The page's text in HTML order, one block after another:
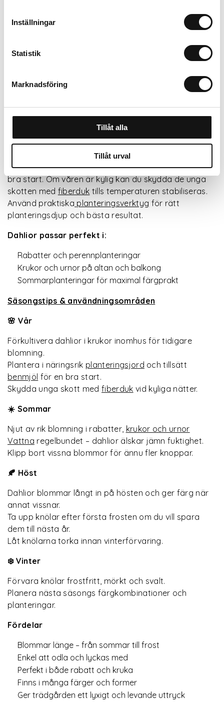
Inställningar
Statistik
Marknadsföring
Tillåt alla
Tillåt urval
Dahliaknölar – för en färgstark och
Med dahliaknölar kan du enkelt skapa rabatter och
färger och former som passar både moderna och
Plantera knölarna i näringsrikplanteringsjord
tillsättbenmjölvid plantering för att ge rötterna en
bra start. Om våren är kylig kan du skydda de unga
skotten med fiberduk tills temperaturen stabiliseras.
Använd praktiska planteringsverktyg för rätt
planteringsdjup och bästa resultat.
Dahlior passar perfekt i:
Rabatter och perennplanteringar
Krukor och urnor på altan och balkong
Sommarplanteringar för maximal färgprakt
Säsongstips & användningsområden
🌸 Vår
Förkultivera dahlior i krukor inomhus för tidigare
blomning.
Plantera i näringsrik planteringsjord och tillsätt
benmjöl för en bra start.
Skydda unga skott medfiberduk vid kyliga nätter.
☀️ Sommar
Njut av rik blomning i rabatter, krukor och urnor
Vattna regelbundet – dahlior älskar jämn fuktighet.
Klipp bort vissna blommor för ännu fler knoppar.
🍂 Höst
Dahlior blommar långt in på hösten och ger färg när
annat vissnar.
Ta upp knölar efter första frosten om du vill spara
dem till nästa år.
Låt knölarna torka innan vinterförvaring.
❄️ Vinter
Förvara knölar frostfritt, mörkt och svalt.
Planera nästa säsongs färgkombinationer och
planteringar.
Fördelar
Blommar länge – från sommar till frost
Enkel att odla och lyckas med
Perfekt i både rabatt och kruka
Finns i många färger och former
Ger trädgården ett lyxigt och levande uttryck